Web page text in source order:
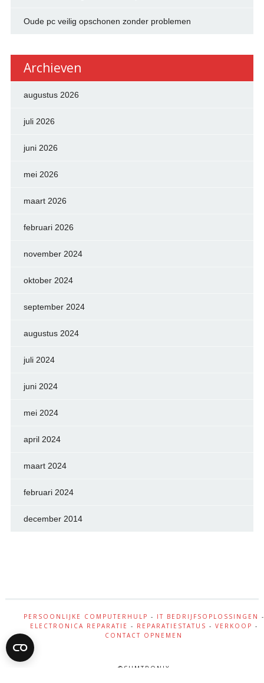
Oude pc veilig opschonen zonder problemen
Archieven
augustus 2026
juli 2026
juni 2026
mei 2026
maart 2026
februari 2026
november 2024
oktober 2024
september 2024
augustus 2024
juli 2024
juni 2024
mei 2024
april 2024
maart 2024
februari 2024
december 2014
PERSOONLIJKE COMPUTERHULP - IT BEDRIJFSOPLOSSINGEN -
ELECTRONICA REPARATIE - REPARATIESTATUS - VERKOOP -
CONTACT OPNEMEN
©SIJMTRONIX